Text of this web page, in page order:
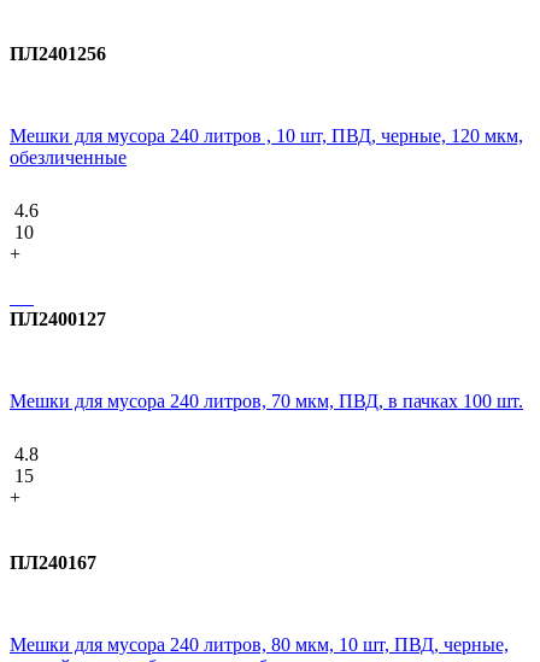
ПЛ2401256
Мешки для мусора 240 литров , 10 шт, ПВД, черные, 120 мкм,
обезличенные
4.6
10
+
ПЛ2400127
Мешки для мусора 240 литров, 70 мкм, ПВД, в пачках 100 шт.
4.8
15
+
ПЛ240167
Мешки для мусора 240 литров, 80 мкм, 10 шт, ПВД, черные,